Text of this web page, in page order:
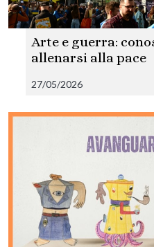
Arte e guerra:
allenarsi alla pace
27/05/2026